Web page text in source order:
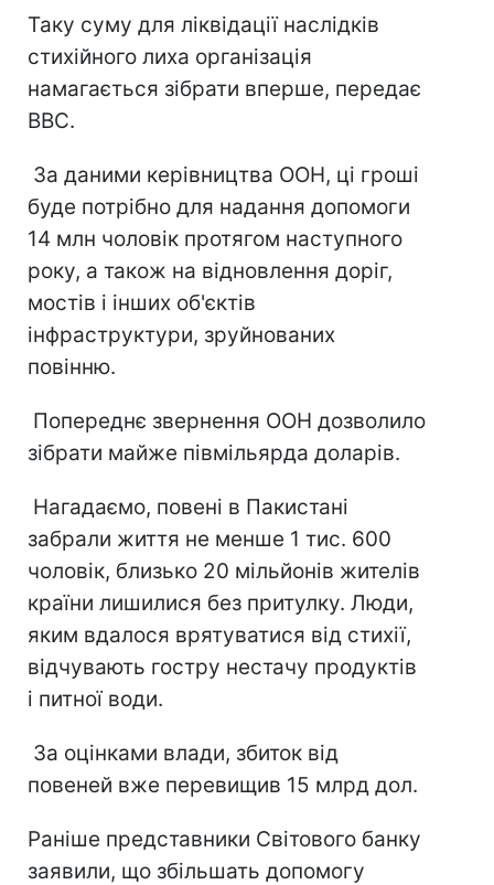
Таку суму для ліквідації наслідків
стихійного лиха організація
намагається зібрати вперше, передає
ВВС.
За даними керівництва ООН, ці гроші
буде потрібно для надання допомоги
14 млн чоловік протягом наступного
року, а також на відновлення доріг,
мостів і інших об'єктів
інфраструктури, зруйнованих
повінню.
Попереднє звернення ООН дозволило
зібрати майже півмільярда доларів.
Нагадаємо, повені в Пакистані
забрали життя не менше 1 тис. 600
чоловік, близько 20 мільйонів жителів
країни лишилися без притулку. Люди,
яким вдалося врятуватися від стихії,
відчувають гостру нестачу продуктів
і питної води.
За оцінками влади, збиток від
повеней вже перевищив 15 млрд дол.
Раніше представники Світового банку
заявили, що збільшать допомогу